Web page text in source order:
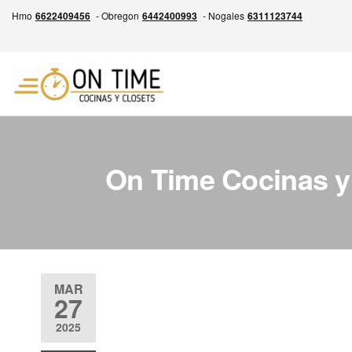
Hmo 6622409456 - Obregon 6442400993 - Nogales 6311123744
TIME
y
Closets
Closets y
Más,
de entrega
On Time Cocinas
MAR
27
2025